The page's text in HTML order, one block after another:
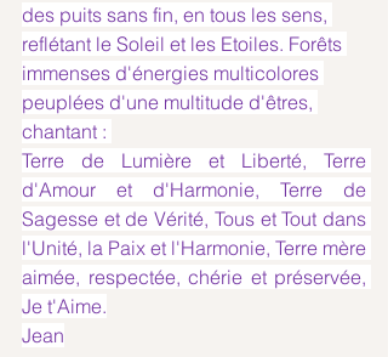
des puits sans fin, en tous les sens,
reflétant le Soleil et les Etoiles. Forêts
immenses d'énergies multicolores
peuplées d'une multitude d'êtres,
chantant :
Terre de Lumière et Liberté, Terre
d'Amour et d'Harmonie, Terre de
Sagesse et de Vérité, Tous et Tout dans
l'Unité, la Paix et l'Harmonie, Terre mère
aimée, respectée, chérie et préservée,
Je t'Aime.
Jean